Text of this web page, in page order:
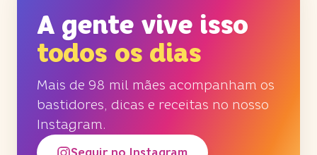
A gente vive isso
todos os dias
Mais de 98 mil mães acompanham os
bastidores, dicas e receitas no nosso
Instagram.